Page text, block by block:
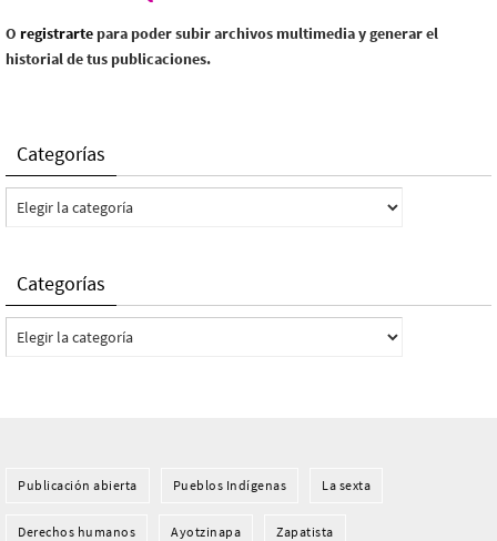
O registrarte para poder subir archivos multimedia y generar el
historial de tus publicaciones.
Categorías
Categorías
Categorías
Categorías
Publicación abierta Pueblos Indí­genas La sexta
Derechos humanos Ayotzinapa Zapatista